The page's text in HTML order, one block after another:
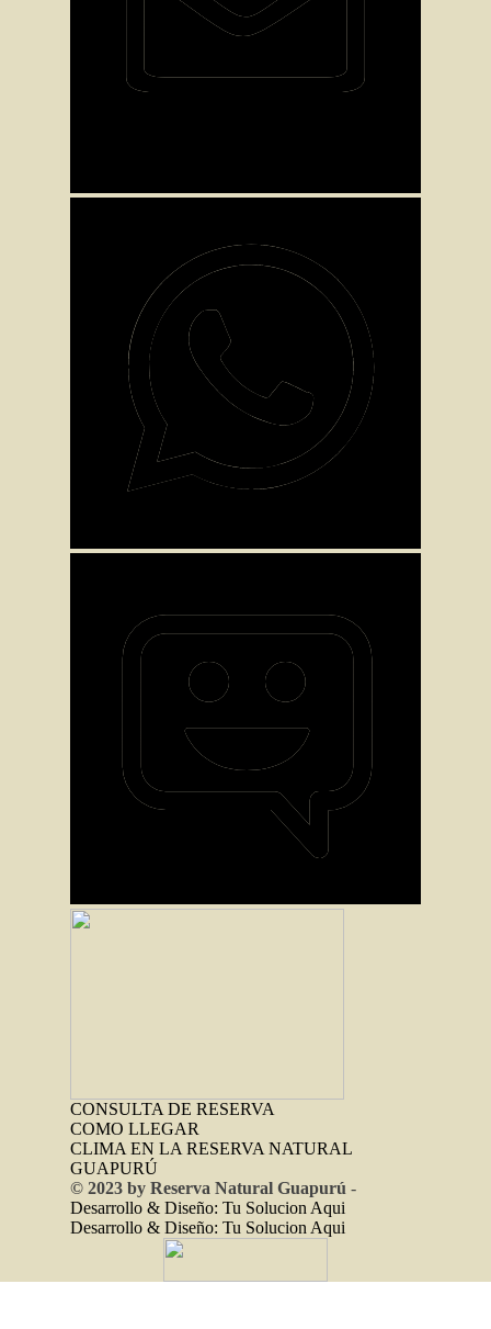
CONSULTA DE RESERVA
COMO LLEGAR
CLIMA EN LA RESERVA NATURAL
GUAPURÚ
© 2023 by Reserva Natural Guapurú -
Desarrollo & Diseño: Tu Solucion Aqui
Desarrollo & Diseño: Tu Solucion Aqui